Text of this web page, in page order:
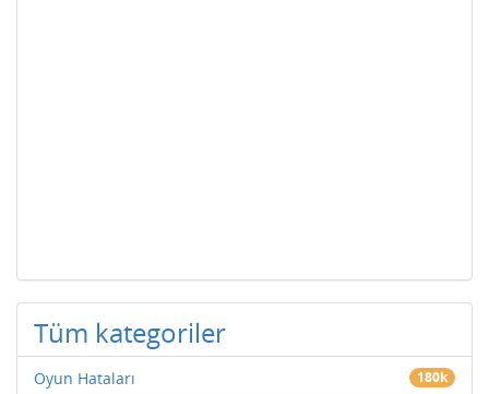
Tüm kategoriler
Oyun Hataları 180k